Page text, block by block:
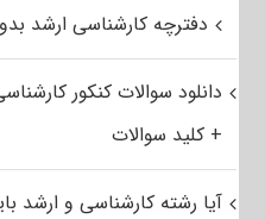
دفترچه کارشناسی ارشد
دانلود سوالات کنکور
+ کلید سوالات
آیا رشته کارشناسی و ارشد